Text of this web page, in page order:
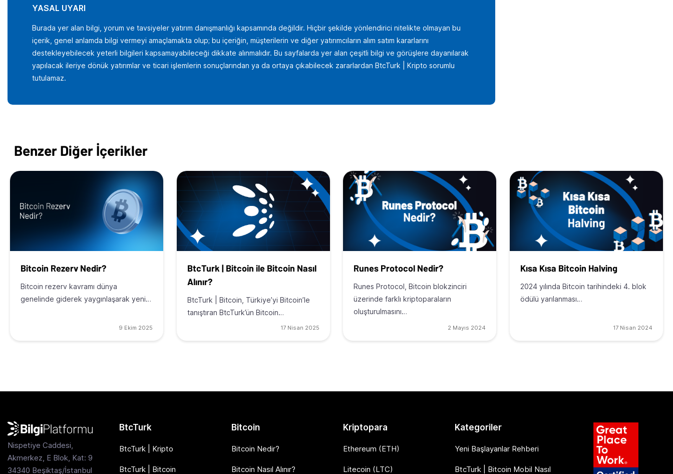
YASAL UYARI
Burada yer alan bilgi, yorum ve tavsiyeler yatırım danışmanlığı kapsamında değildir. Hiçbir şekilde yönlendirici nitelikte olmayan bu
içerik, genel anlamda bilgi vermeyi amaçlamakta olup; bu içeriğin, müşterilerin ve diğer yatırımcıların alım satım kararlarını
destekleyebilecek yeterli bilgileri kapsamayabileceği dikkate alınmalıdır. Bu sayfalarda yer alan çeşitli bilgi ve görüşlere dayanılarak
yapılacak ileriye dönük yatırımlar ve ticari işlemlerin sonuçlarından ya da ortaya çıkabilecek zararlardan BtcTurk | Kripto sorumlu
tutulamaz.
Benzer Diğer İçerikler
Bitcoin Rezerv Nedir?
Bitcoin rezerv kavramı dünya
genelinde giderek yaygınlaşarak yeni…
9 Ekim 2025
BtcTurk | Bitcoin ile Bitcoin Nasıl
Alınır?
BtcTurk | Bitcoin, Türkiye’yi Bitcoin’le
tanıştıran BtcTurk’ün Bitcoin…
17 Nisan 2025
Runes Protocol Nedir?
Runes Protocol, Bitcoin blokzinciri
üzerinde farklı kriptoparaların
oluşturulmasını…
2 Mayıs 2024
Kısa Kısa Bitcoin Halving
2024 yılında Bitcoin tarihindeki 4. blok
ödülü yarılanması…
17 Nisan 2024
Nispetiye Caddesi,
Akmerkez, E Blok, Kat: 9
34340 Beşiktaş/İstanbul
BtcTurk
BtcTurk | Kripto
BtcTurk | Bitcoin
Bitcoin
Bitcoin Nedir?
Bitcoin Nasıl Alınır?
Kriptopara
Ethereum (ETH)
Litecoin (LTC)
Kategoriler
Yeni Başlayanlar Rehberi
BtcTurk | Bitcoin Mobil Nasıl